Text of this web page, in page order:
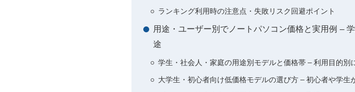
ランキング利用時の注意点・失敗リスク回避ポイント
用途・ユーザー別でノートパソコン価格と実用例 –
途
学生・社会人・家庭の用途別モデルと価格帯 – 利用目的別
大学生・初心者向け低価格モデルの選び方 – 初心者や学生